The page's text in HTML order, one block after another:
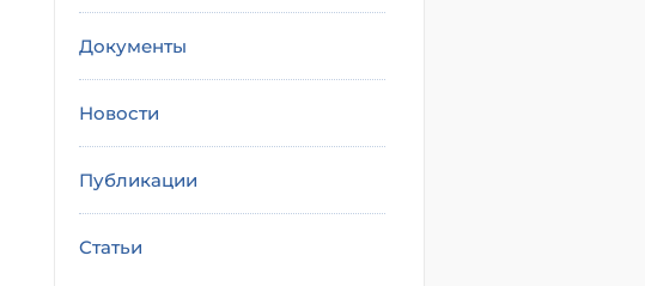
Документы
Новости
Публикации
Статьи